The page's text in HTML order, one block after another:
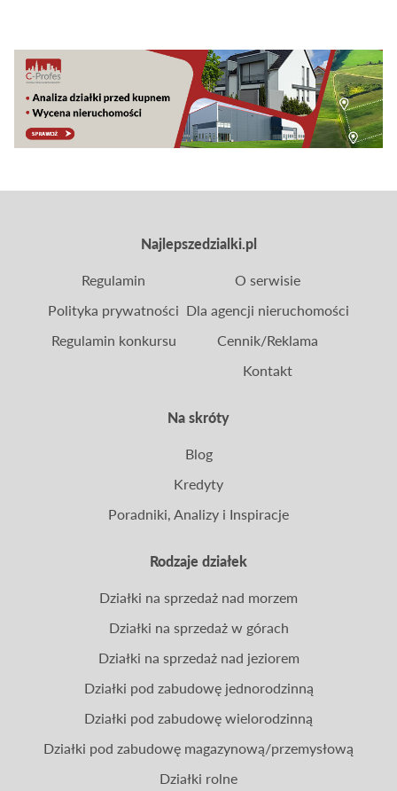
opłacalność zakupu ziemi w Polsce? Czy i dlaczego
wciąż warto interesować się tym segmentem
rynku?
Najlepszedzialki.pl
Na skróty
Rodzaje działek
Regulamin
Polityka prywatności
Regulamin konkursu
O serwisie
Dla agencji nieruchomości
Cennik/Reklama
Kontakt
Blog
Kredyty
Poradniki, Analizy i Inspiracje
Działki na sprzedaż nad morzem
Działki na sprzedaż w górach
Działki na sprzedaż nad jeziorem
Działki pod zabudowę jednorodzinną
Działki pod zabudowę wielorodzinną
Działki pod zabudowę magazynową/przemysłową
Działki rolne